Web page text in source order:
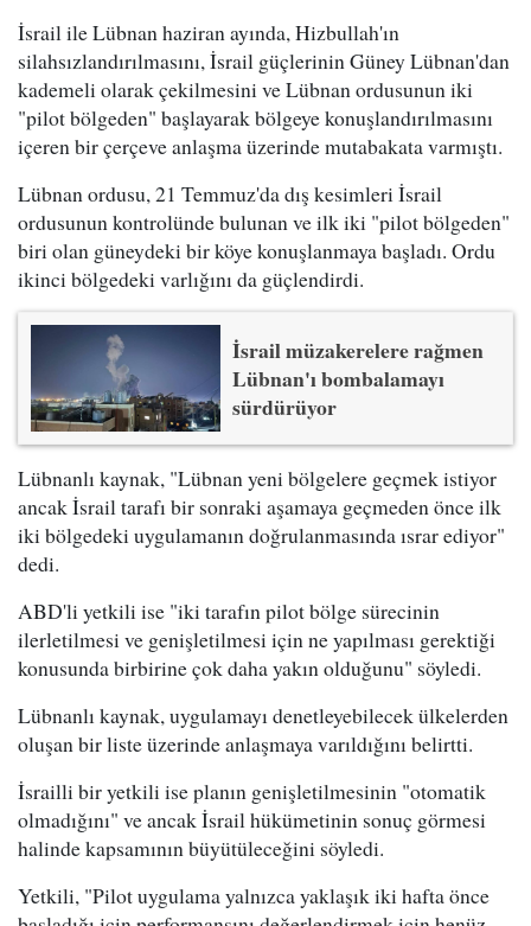
İsrail ile Lübnan haziran ayında, Hizbullah'ın
silahsızlandırılmasını, İsrail güçlerinin Güney Lübnan'dan
kademeli olarak çekilmesini ve Lübnan ordusunun iki
"pilot bölgeden" başlayarak bölgeye konuşlandırılmasını
içeren bir çerçeve anlaşma üzerinde mutabakata varmıştı.
Lübnan ordusu, 21 Temmuz'da dış kesimleri İsrail
ordusunun kontrolünde bulunan ve ilk iki "pilot bölgeden"
biri olan güneydeki bir köye konuşlanmaya başladı. Ordu
ikinci bölgedeki varlığını da güçlendirdi.
İsrail müzakerelere rağmen
Lübnan'ı bombalamayı
sürdürüyor
Lübnanlı kaynak, "Lübnan yeni bölgelere geçmek istiyor
ancak İsrail tarafı bir sonraki aşamaya geçmeden önce ilk
iki bölgedeki uygulamanın doğrulanmasında ısrar ediyor"
dedi.
ABD'li yetkili ise "iki tarafın pilot bölge sürecinin
ilerletilmesi ve genişletilmesi için ne yapılması gerektiği
konusunda birbirine çok daha yakın olduğunu" söyledi.
Lübnanlı kaynak, uygulamayı denetleyebilecek ülkelerden
oluşan bir liste üzerinde anlaşmaya varıldığını belirtti.
İsrailli bir yetkili ise planın genişletilmesinin "otomatik
olmadığını" ve ancak İsrail hükümetinin sonuç görmesi
halinde kapsamının büyütüleceğini söyledi.
Yetkili, "Pilot uygulama yalnızca yaklaşık iki hafta önce